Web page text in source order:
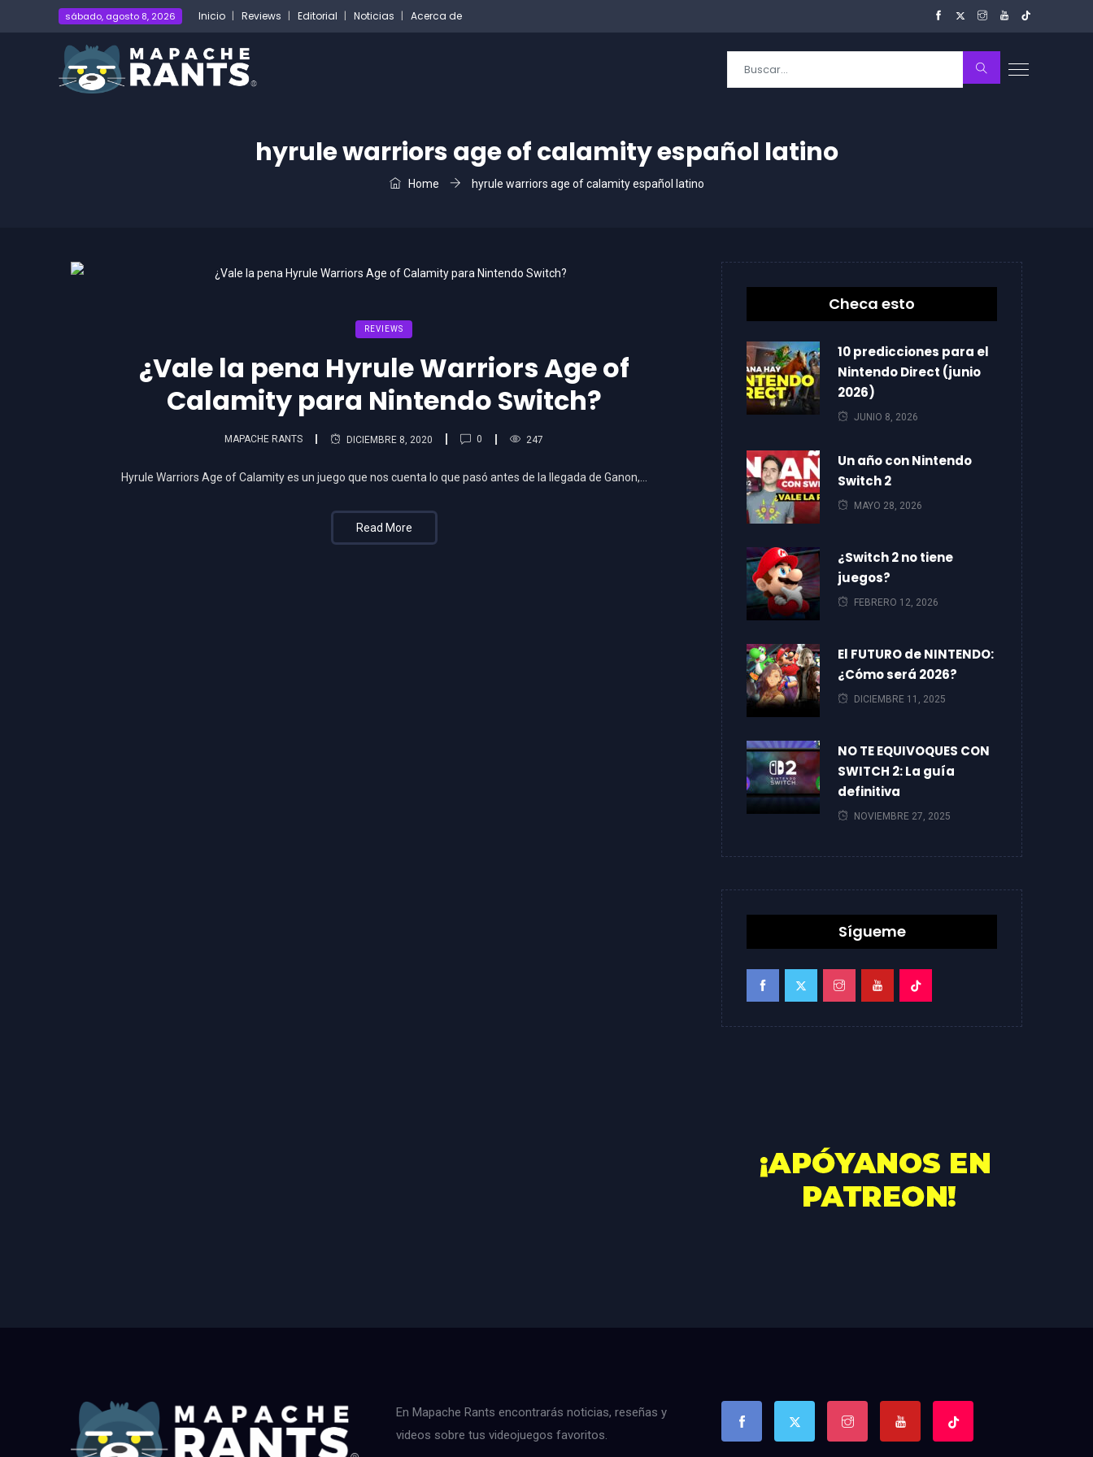
sábado, agosto 8, 2026 Inicio Reviews Editorial Noticias Acerca de
hyrule warriors age of calamity español latino
Home hyrule warriors age of calamity español latino
REVIEWS
¿Vale la pena Hyrule Warriors Age of
Calamity para Nintendo Switch?
MAPACHE RANTS DICIEMBRE 8, 2020 0 247
Hyrule Warriors Age of Calamity es un juego que nos cuenta lo que pasó antes de la llegada de Ganon,…
Read More
Checa esto
10 predicciones para el
Nintendo Direct (junio
2026)
JUNIO 8, 2026
Un año con Nintendo
Switch 2
MAYO 28, 2026
¿Switch 2 no tiene
juegos?
FEBRERO 12, 2026
El FUTURO de NINTENDO:
¿Cómo será 2026?
DICIEMBRE 11, 2025
NO TE EQUIVOQUES CON
SWITCH 2: La guía
definitiva
NOVIEMBRE 27, 2025
Sígueme
En Mapache Rants encontrarás noticias, reseñas y
videos sobre tus videojuegos favoritos.